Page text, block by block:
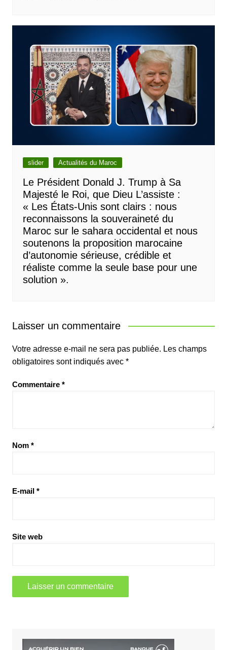
slider Actualités du Maroc
Le Président Donald J. Trump à Sa
Majesté le Roi, que Dieu L’assiste :
« Les États-Unis sont clairs : nous
reconnaissons la souveraineté du
Maroc sur le sahara occidental et nous
soutenons la proposition marocaine
d’autonomie sérieuse, crédible et
réaliste comme la seule base pour une
solution ».
Laisser un commentaire
Votre adresse e-mail ne sera pas publiée. Les champs
obligatoires sont indiqués avec *
Commentaire *
Nom *
E-mail *
Site web